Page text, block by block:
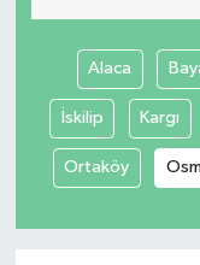
Alaca
İskilip Kargı
Ortaköy